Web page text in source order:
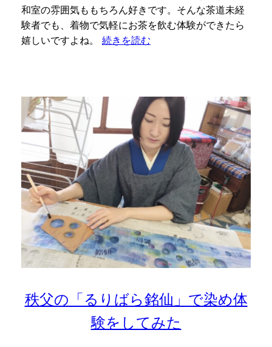
和室の雰囲気ももちろん好きです。そんな茶道未経
験者でも、着物で気軽にお茶を飲む体験ができたら
嬉しいですよね。 続きを読む
秩父の「るりばら銘仙」で染め体
験をしてみた